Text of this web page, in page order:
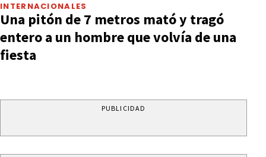
INTERNACIONALES
Una pitón de 7 metros mató y tragó
entero a un hombre que volvía de una
fiesta
PUBLICIDAD